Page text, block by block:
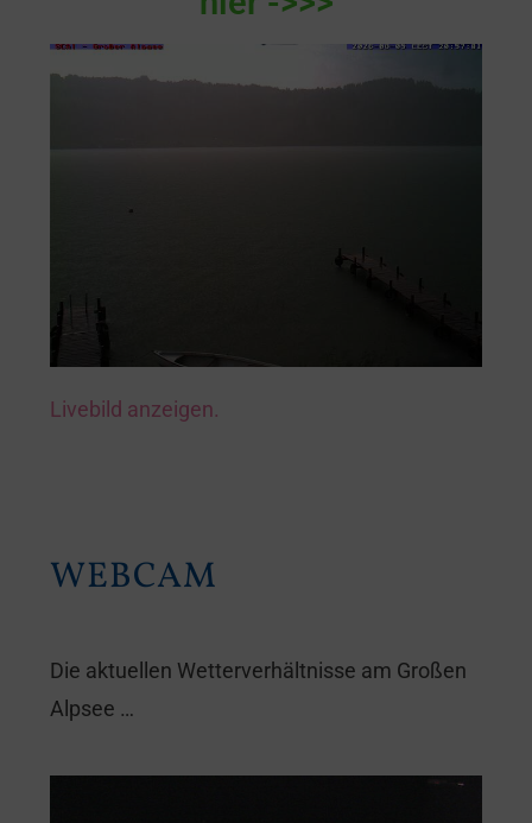
Livebild anzeigen.
WEBCAM
Die aktuellen Wetterverhältnisse am Großen
Alpsee …